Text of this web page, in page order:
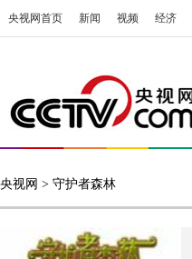
央视网首页 新闻 视频 经济
央视网 > 守护者森林